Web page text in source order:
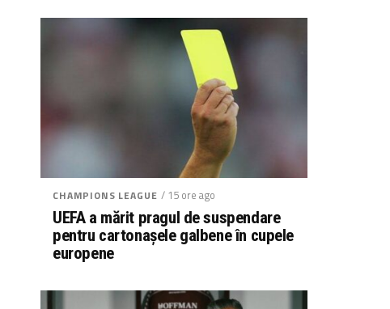
CHAMPIONS LEAGUE / 15 ore ago
UEFA a mărit pragul de suspendare
pentru cartonașele galbene în cupele
europene